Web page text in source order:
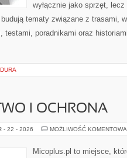
wyłącznie jako sprzęt,
tematy związane z trasami,
testami, poradnikami oraz
I OCHRONA
- 22 - 2026 MOŻLIWOŚĆ
Micoplus.pl to miejsce,